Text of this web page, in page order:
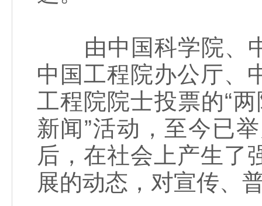
由中国科学院、中
中国工程院办公厅、
工程院院士投票的“
新闻”活动，至今已
后，在社会上产生了
展的动态，对宣传、